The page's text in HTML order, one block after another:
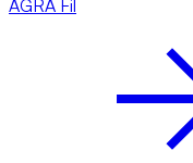
AGRA Fil